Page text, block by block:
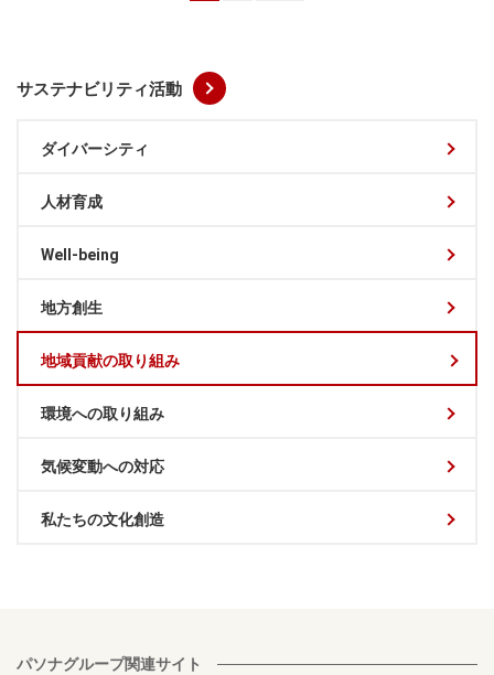
サステナビリティ活動
ダイバーシティ
人材育成
Well-being
地方創生
地域貢献の取り組み
環境への取り組み
気候変動への対応
私たちの文化創造
パソナグループ関連サイト